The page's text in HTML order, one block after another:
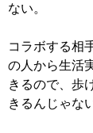
ない。
コラボする相
の人から生活
きるので、歩
きるんじゃな